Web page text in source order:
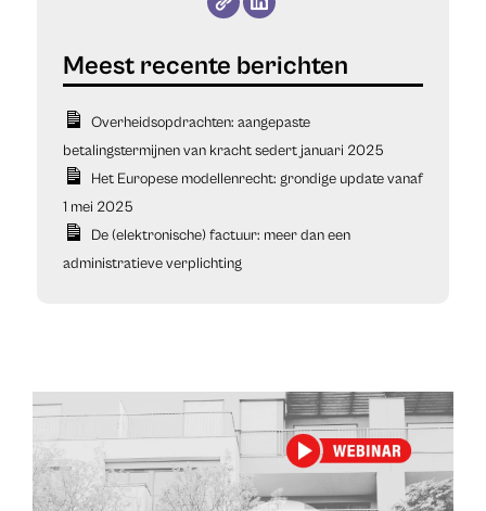
Overheidsopdrachten: aangepaste
betalingstermijnen van kracht sedert januari 2025
Het Europese modellenrecht: grondige update vanaf
1 mei 2025
De (elektronische) factuur: meer dan een
administratieve verplichting